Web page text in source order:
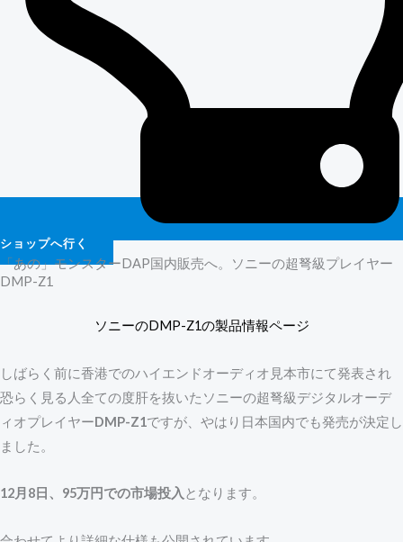
ショップへ行く
「あの」モンスターDAP国内販売へ。ソニーの超弩級プレイヤー
DMP-Z1
ソニーのDMP-Z1の製品情報ページ
しばらく前に香港でのハイエンドオーディオ見本市にて発表され
恐らく見る人全ての度肝を抜いたソニーの超弩級デジタルオーデ
ィオプレイヤーDMP-Z1ですが、やはり日本国内でも発売が決定し
ました。
12月8日、95万円での市場投入 となります。